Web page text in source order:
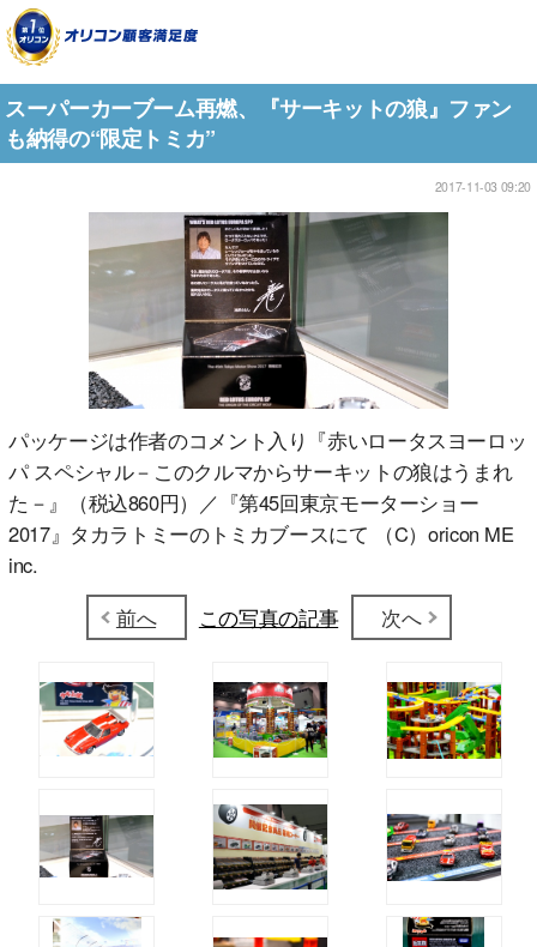
スーパーカーブーム再燃、『サーキットの狼』ファン
も納得の“限定トミカ”
2017-11-03 09:20
パッケージは作者のコメント入り『赤いロータスヨーロッ
パ スペシャル－このクルマからサーキットの狼はうまれ
た－』（税込860円）／『第45回東京モーターショー
2017』タカラトミーのトミカブースにて （C）oricon ME
inc.
前へ
この写真の記事 次へ